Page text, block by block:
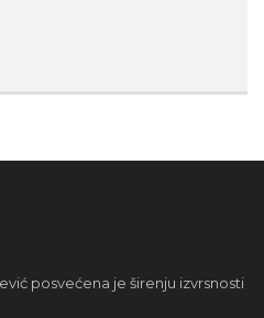
posvećena je širenju izvrsnosti